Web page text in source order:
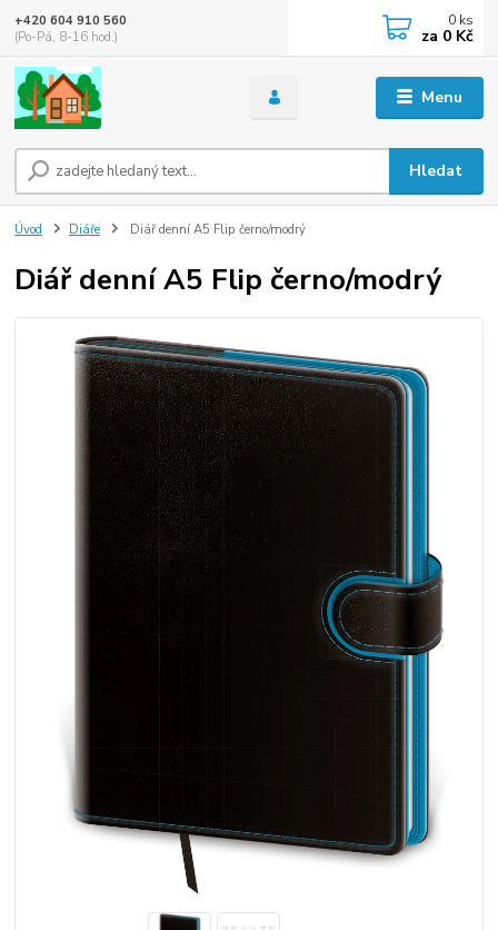
Menu
Hledat
+420 604 910 560
(Po-Pá, 8-16 hod.)
0 ks
za 0 Kč
Úvod Diáře Diář denní A5 Flip černo/modrý
Diář denní A5 Flip černo/modrý